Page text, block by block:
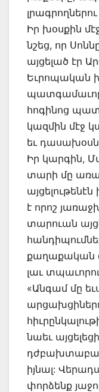
Իր խօսքին
նշեց, որ
այցելած էր
Եւրոպական
հոգինոց
կազմին մէջ
եւ
Իր կարգին,
տարի մը
է որոշ
տարուան
քաղաքական
լաւ
«Անգամ մը
նաեւ
իյնալ:
փորձենք